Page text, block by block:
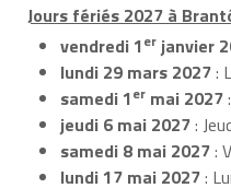
Jours fériés 2027 à
vendredi 1er janvier
lundi 29 mars 2027:
samedi 1er mai 2027
jeudi 6 mai 2027:
samedi 8 mai 2027:
lundi 17 mai 2027: